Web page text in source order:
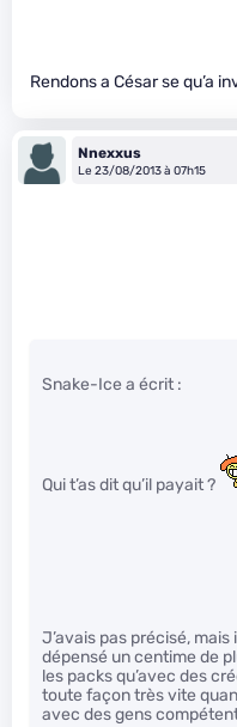
Rendons a César se qu’a
Nnexxus
Le 23/08/2013 à 07h15
Snake-Ice a écrit :
Qui t’as dit qu’il payait ?
J’avais pas précisé, mais
dépensé un centime de
les packs qu’avec des
toute façon très vite
avec des gens